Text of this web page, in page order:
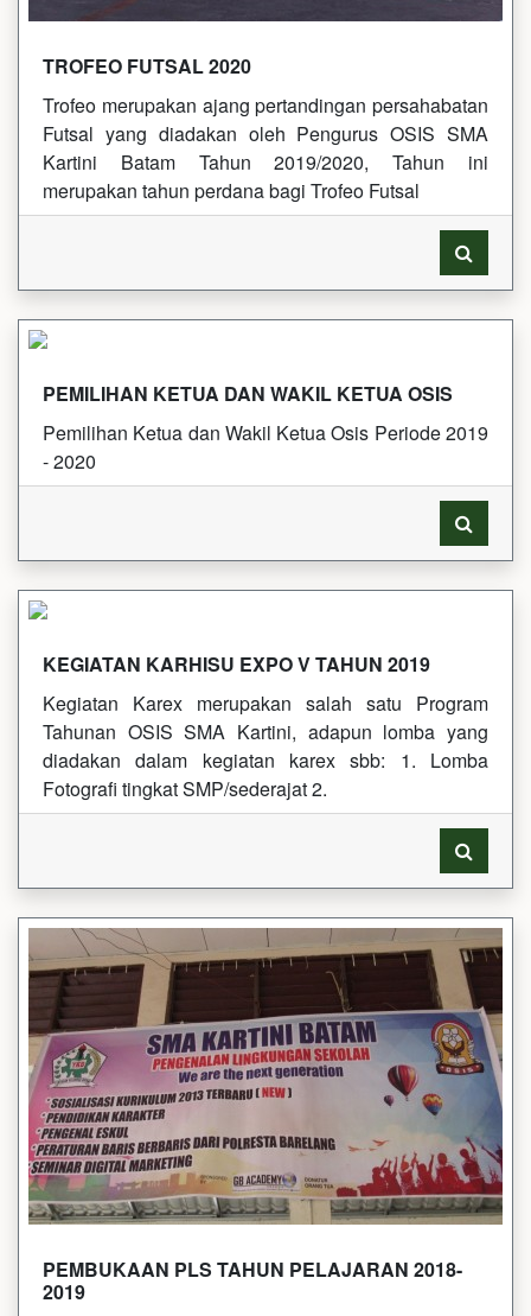
TROFEO FUTSAL 2020
Trofeo merupakan ajang pertandingan persahabatan
Futsal yang diadakan oleh Pengurus OSIS SMA
Kartini Batam Tahun 2019/2020, Tahun ini
merupakan tahun perdana bagi Trofeo Futsal
PEMILIHAN KETUA DAN WAKIL KETUA OSIS
Pemilihan Ketua dan Wakil Ketua Osis Periode 2019
- 2020
KEGIATAN KARHISU EXPO V TAHUN 2019
Kegiatan Karex merupakan salah satu Program
Tahunan OSIS SMA Kartini, adapun lomba yang
diadakan dalam kegiatan karex sbb: 1. Lomba
Fotografi tingkat SMP/sederajat 2.
PEMBUKAAN PLS TAHUN PELAJARAN 2018-
2019